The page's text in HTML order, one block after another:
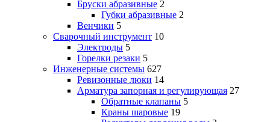
Бруски абразивные 2
Губки абразивные 2
Венчики 5
Сварочный инструмент 10
Электроды 5
Горелки резаки 5
Инженерные системы 627
Ревизонные люки 14
Арматура запорная и регулирующая 27
Обратные клапаны 5
Краны шаровые 19